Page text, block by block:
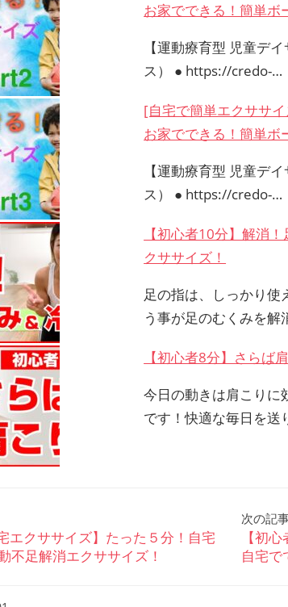
お家でできる！簡単
【運動療育型 児童デ
ス） ● https://credo-…
[自宅で簡単エクササ
お家でできる！簡単
【運動療育型 児童デ
ス） ● https://credo-…
【初心者10分】解消
クササイズ！
足の指は、しっかり使
う事が足のむくみを
【初心者8分】さらば
今日の動きは肩こりに
です！快適な毎日を
エクササイズ】たった５分！自宅
不足解消エクササイズ！
次の記
【初
自宅で